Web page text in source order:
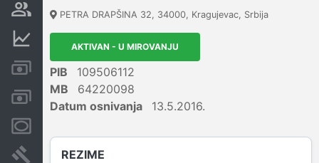
Vlasnička struktura
Finansijski podaci
Kreditni limit kompanije
Računi i blokade
Sudski sporovi
PETRA DRAPŠINA 32, 34000, Kragujevac, Srbija
AKTIVAN - U MIROVANJU
PIB
109506112
MB
64220098
Datum osnivanja
13.5.2016.
REZIME